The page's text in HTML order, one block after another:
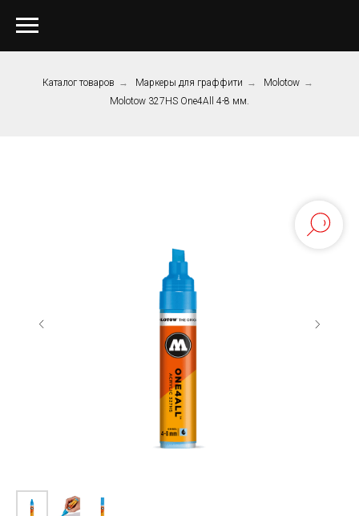
Каталог товаров → Маркеры для граффити → Molotow →
Molotow 327HS One4All 4-8 мм.